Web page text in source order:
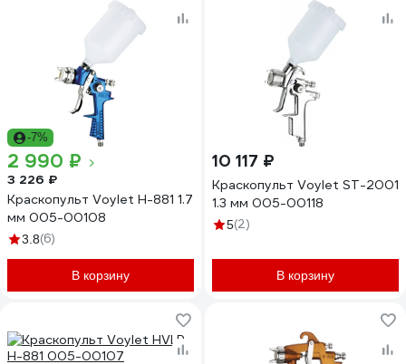
-7%
2 990 ₽
3 226 ₽
Краскопульт Voylet Н-881 1.7
мм 005-00108
3.8(6)
В корзину
10 117 ₽
Краскопульт Voylet SТ-2001
1.3 мм 005-00118
5(2)
В корзину